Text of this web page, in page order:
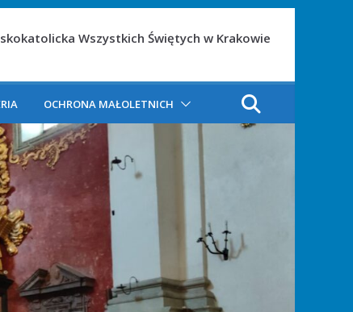
Wszystkich Świętych w Krakowie
OCHRONA MAŁOLETNICH